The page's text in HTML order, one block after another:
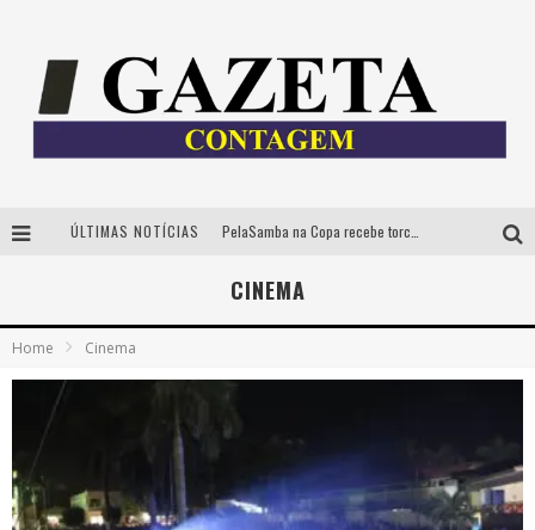
ÚLTIMAS NOTÍCIAS
Cineclube Comum apresenta obras de Kenneth Anger e Lucrecia Martel em nova sessão de “Visões Táteis”
CINEMA
Home Cinema